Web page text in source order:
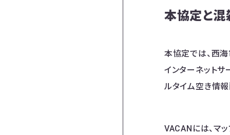
本協定と
本協定では、西
インターネット
ルタイム空き情報
VACANには、マ